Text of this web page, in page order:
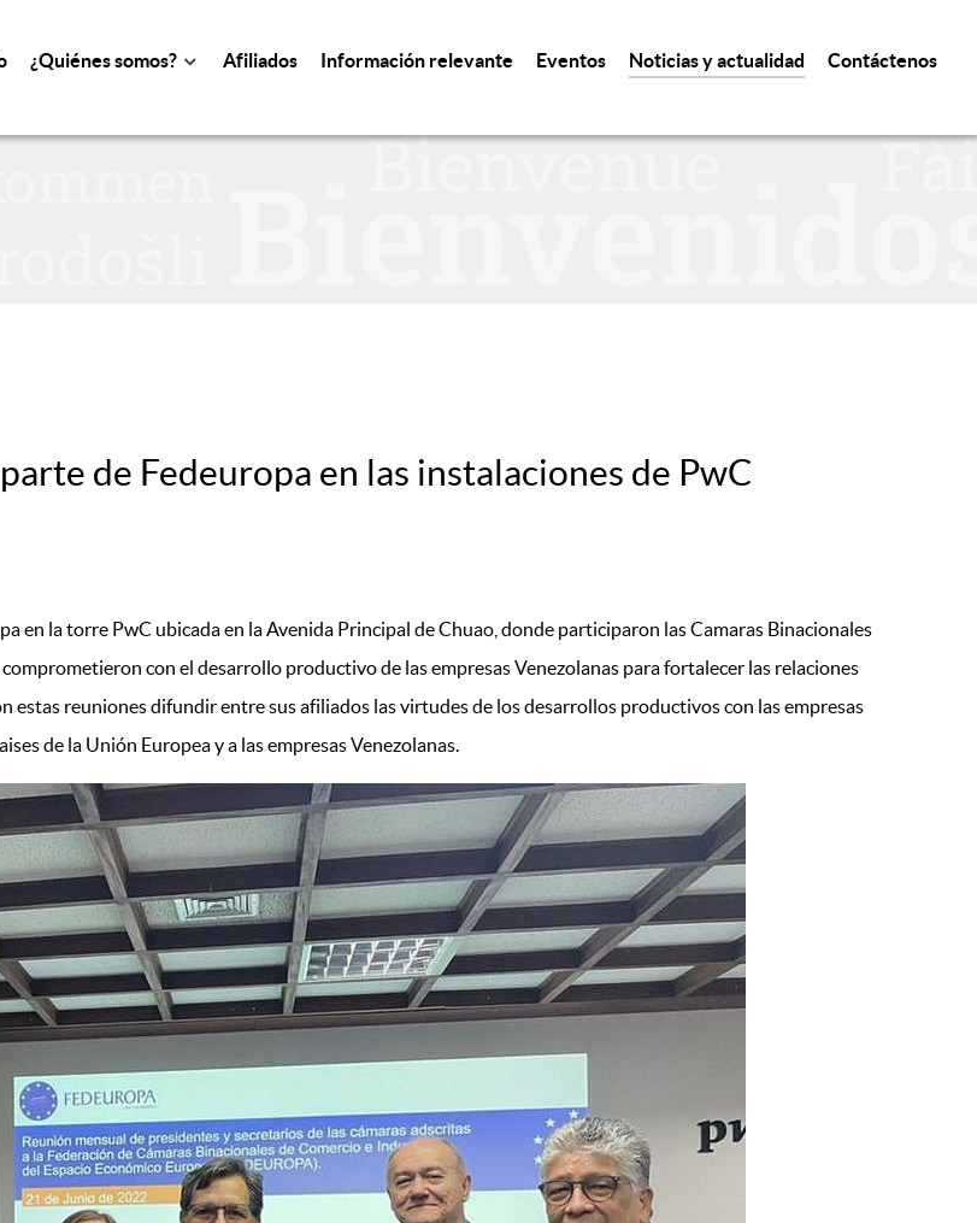
¿Quiénes somos? Afiliados Información relevante Eventos Noticias y actualidad Contáctenos
de Fedeuropa en las instalaciones de PwC
en la torre PwC ubicada en la Avenida Principal de Chuao, donde participaron las Camaras Binacionales
con el desarrollo productivo de las empresas Venezolanas para fortalecer las relaciones
estas reuniones difundir entre sus afiliados las virtudes de los desarrollos productivos con las empresas
de la Unión Europea y a las empresas Venezolanas.